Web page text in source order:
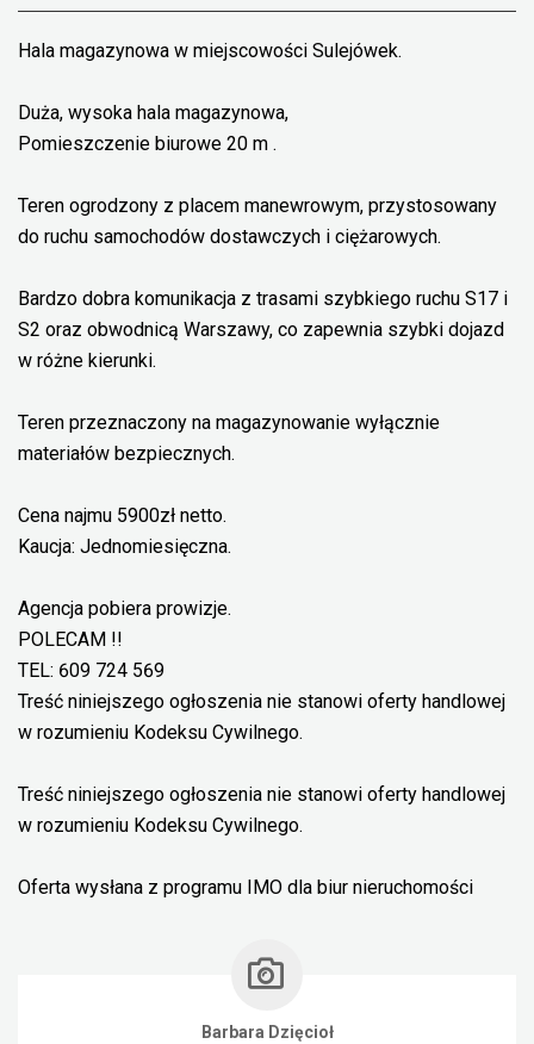
Hala magazynowa w miejscowości Sulejówek.
Duża, wysoka hala magazynowa,
Pomieszczenie biurowe 20 m .
Teren ogrodzony z placem manewrowym, przystosowany
do ruchu samochodów dostawczych i ciężarowych.
Bardzo dobra komunikacja z trasami szybkiego ruchu S17 i
S2 oraz obwodnicą Warszawy, co zapewnia szybki dojazd
w różne kierunki.
Teren przeznaczony na magazynowanie wyłącznie
materiałów bezpiecznych.
Cena najmu 5900zł netto.
Kaucja: Jednomiesięczna.
Agencja pobiera prowizje.
POLECAM !!
TEL: 609 724 569
Treść niniejszego ogłoszenia nie stanowi oferty handlowej
w rozumieniu Kodeksu Cywilnego.
Treść niniejszego ogłoszenia nie stanowi oferty handlowej
w rozumieniu Kodeksu Cywilnego.
Oferta wysłana z programu IMO dla biur nieruchomości
Barbara Dzięcioł